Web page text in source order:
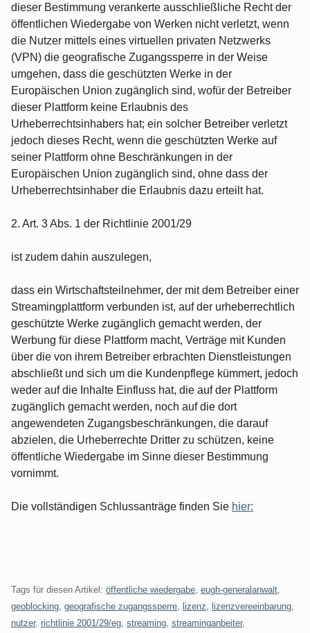
dieser Bestimmung verankerte ausschließliche Recht der
öffentlichen Wiedergabe von Werken nicht verletzt, wenn
die Nutzer mittels eines virtuellen privaten Netzwerks
(VPN) die geografische Zugangssperre in der Weise
umgehen, dass die geschützten Werke in der
Europäischen Union zugänglich sind, wofür der Betreiber
dieser Plattform keine Erlaubnis des
Urheberrechtsinhabers hat; ein solcher Betreiber verletzt
jedoch dieses Recht, wenn die geschützten Werke auf
seiner Plattform ohne Beschränkungen in der
Europäischen Union zugänglich sind, ohne dass der
Urheberrechtsinhaber die Erlaubnis dazu erteilt hat.
2. Art. 3 Abs. 1 der Richtlinie 2001/29
ist zudem dahin auszulegen,
dass ein Wirtschaftsteilnehmer, der mit dem Betreiber einer
Streamingplattform verbunden ist, auf der urheberrechtlich
geschützte Werke zugänglich gemacht werden, der
Werbung für diese Plattform macht, Verträge mit Kunden
über die von ihrem Betreiber erbrachten Dienstleistungen
abschließt und sich um die Kundenpflege kümmert, jedoch
weder auf die Inhalte Einfluss hat, die auf der Plattform
zugänglich gemacht werden, noch auf die dort
angewendeten Zugangsbeschränkungen, die darauf
abzielen, die Urheberrechte Dritter zu schützen, keine
öffentliche Wiedergabe im Sinne dieser Bestimmung
vornimmt.
Die vollständigen Schlussanträge finden Sie hier:
Tags für diesen Artikel: öffentliche wiedergabe eugh-generalanwalt
geoblocking geografische zugangssperre lizenz lizenzvereeinbarung
nutzer, richtlinie 2001/29/eg streaming streaminganbeiter,